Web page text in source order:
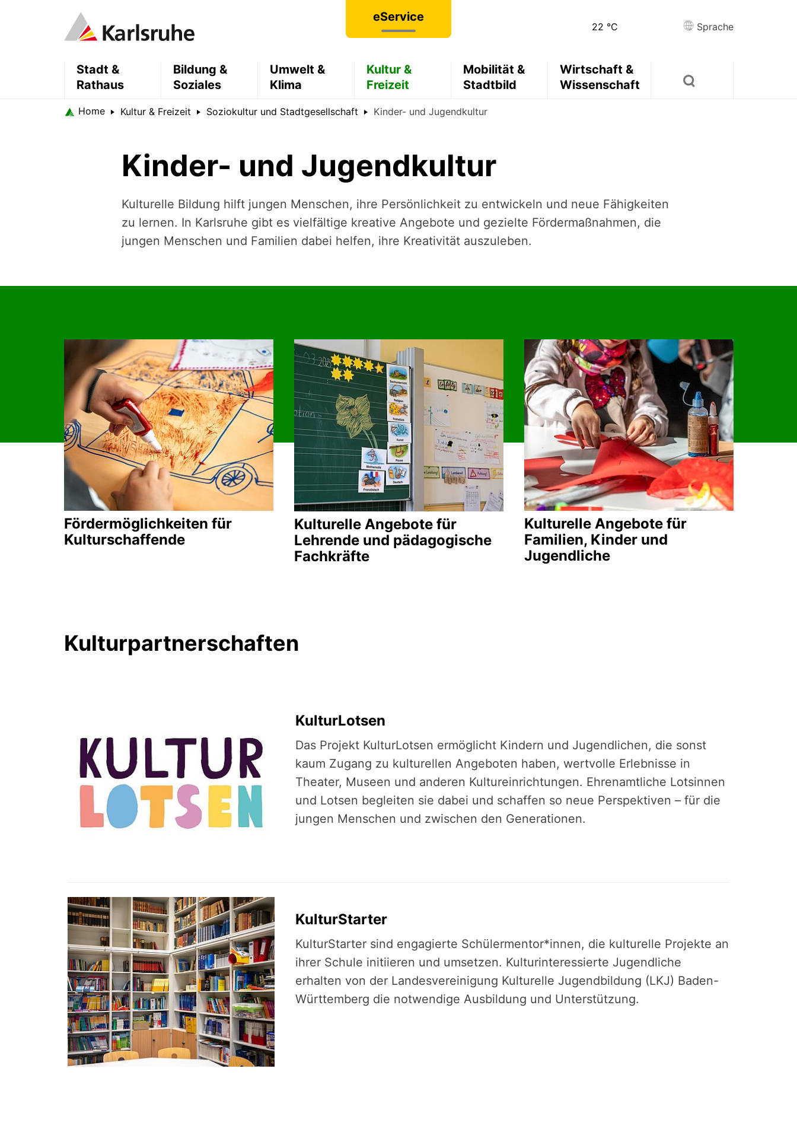
eService
22 °C Sprache
Stadt &
Rathaus
Bildung &
Soziales
Umwelt &
Klima
Kultur &
Freizeit
Mobilität &
Stadtbild
Wirtschaft &
Wissenschaft
Home Kultur & Freizeit Soziokultur und Stadtgesellschaft Kinder- und Jugendkultur
Kinder- und Jugendkultur
Kulturelle Bildung hilft jungen Menschen, ihre Persönlichkeit zu entwickeln und neue Fähigkeiten
zu lernen. In Karlsruhe gibt es vielfältige kreative Angebote und gezielte Fördermaßnahmen, die
jungen Menschen und Familien dabei helfen, ihre Kreativität auszuleben.
Fördermöglichkeiten für
Kulturschaffende
Kulturelle Angebote für
Lehrende und pädagogische
Fachkräfte
Kulturelle Angebote für
Familien, Kinder und
Jugendliche
Kulturpartnerschaften
KulturLotsen
Das Projekt KulturLotsen ermöglicht Kindern und Jugendlichen, die sonst
kaum Zugang zu kulturellen Angeboten haben, wertvolle Erlebnisse in
Theater, Museen und anderen Kultureinrichtungen. Ehrenamtliche Lotsinnen
und Lotsen begleiten sie dabei und schaffen so neue Perspektiven – für die
jungen Menschen und zwischen den Generationen.
KulturStarter
KulturStarter sind engagierte Schülermentor*innen, die kulturelle Projekte an
ihrer Schule initiieren und umsetzen. Kulturinteressierte Jugendliche
erhalten von der Landesvereinigung Kulturelle Jugendbildung (LKJ) Baden-
Württemberg die notwendige Ausbildung und Unterstützung.